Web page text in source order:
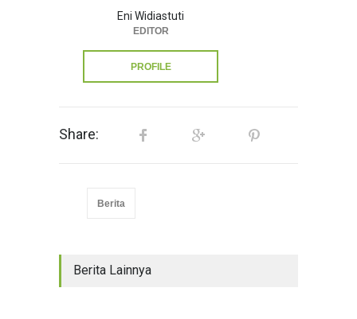
Eni Widiastuti
EDITOR
PROFILE
Share:
Berita
Berita Lainnya